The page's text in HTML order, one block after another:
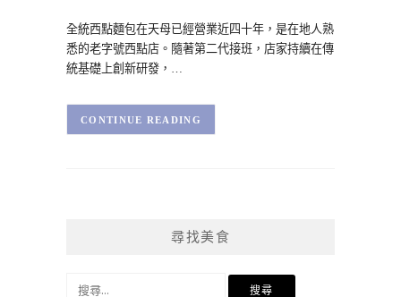
全統西點麵包在天母已經營業近四十年，是在地人熟
悉的老字號西點店。隨著第二代接班，店家持續在傳
統基礎上創新研發，…
CONTINUE READING
尋找美食